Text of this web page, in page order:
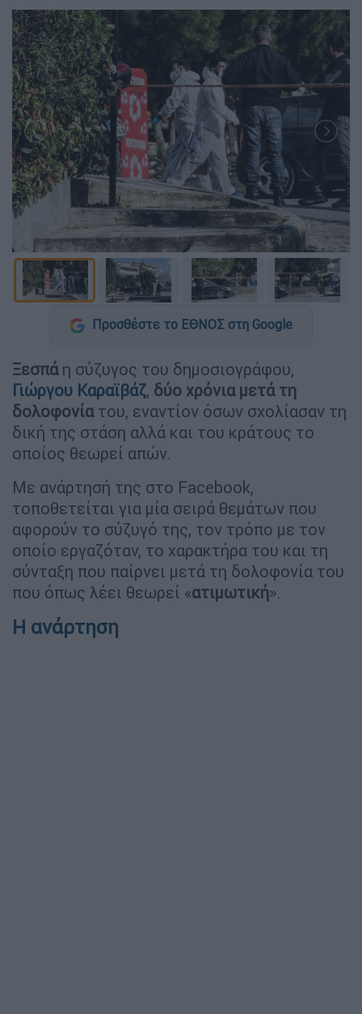
Προσθέστε το ΕΘΝΟΣ στη Google
Ξεσπάη σύζυγος του δημοσιογράφου,
Γιώργου Καραϊβάζ, δύο χρόνια μετά τη
δολοφονίατου, εναντίον όσων σχολίασαν τη
δική της στάση αλλά και του κράτους το
οποίος θεωρεί απών.
Με ανάρτησή της στο Facebook,
τοποθετείται για μία σειρά θεμάτων που
αφορούν το σύζυγό της, τον τρόπο με τον
οποίο εργαζόταν, το χαρακτήρα του και τη
σύνταξη που παίρνει μετά τη δολοφονία του
που όπως λέει θεωρεί «ατιμωτική».
Η ανάρτηση